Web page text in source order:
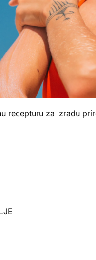
recepturu za izradu